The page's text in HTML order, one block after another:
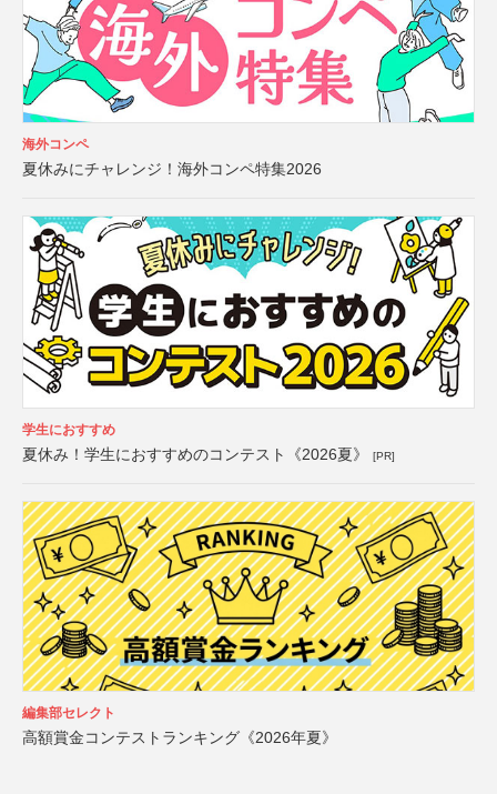
海外コンペ
夏休みにチャレンジ！海外コンペ特集2026
学生におすすめ
夏休み！学生におすすめのコンテスト《2026夏》 [PR]
編集部セレクト
高額賞金コンテストランキング《2026年夏》